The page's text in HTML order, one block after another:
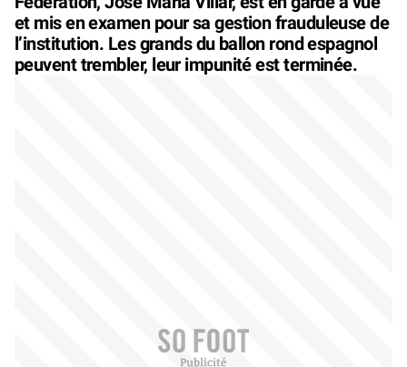
et mis en examen pour sa gestion frauduleuse de
l’institution. Les grands du ballon rond espagnol
peuvent trembler, leur impunité est terminée.